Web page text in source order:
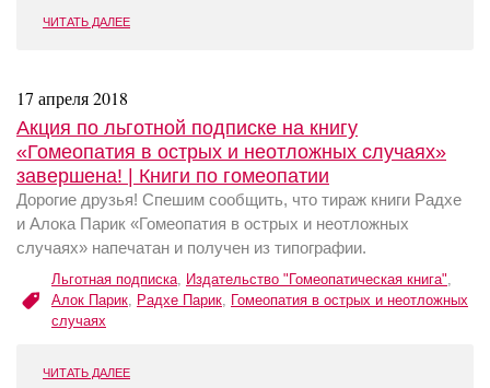
ЧИТАТЬ ДАЛЕЕ
17 апреля 2018
Акция по льготной подписке на книгу
«Гомеопатия в острых и неотложных случаях»
завершена! | Книги по гомеопатии
Дорогие друзья! Спешим сообщить, что тираж книги Радхе
и Алока Парик «Гомеопатия в острых и неотложных
случаях» напечатан и получен из типографии.
Льготная подписка, Издательство "Гомеопатическая книга",
Алок Парик, Радхе Парик, Гомеопатия в острых и неотложных
случаях
ЧИТАТЬ ДАЛЕЕ